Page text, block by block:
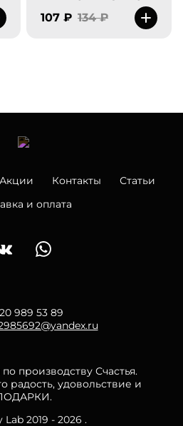
107 ₽ 134 ₽
Акции Контакты
Статьи
и оплата
989 53 89
производству Счастья.
радость, удовольствие и
Lab 2019 - 2026 .